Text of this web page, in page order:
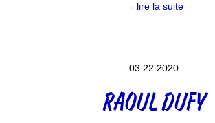
→ lire la suite
03.22.2020
RAOUL DUFY